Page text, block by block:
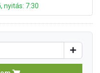
nyitás: 7:30